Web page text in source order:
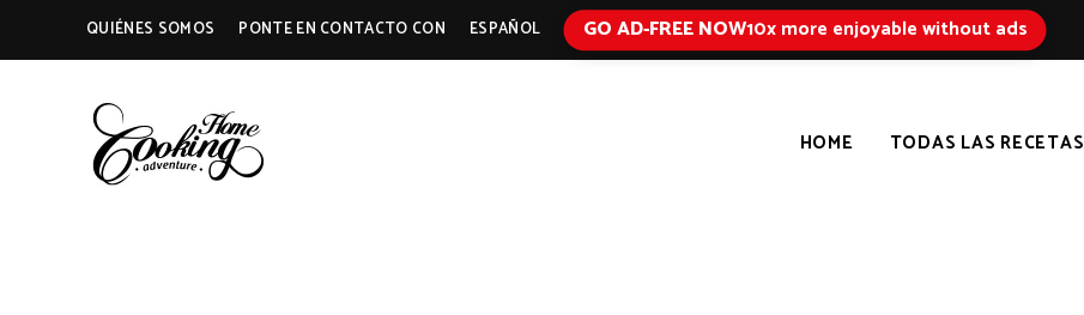
QUIÉNES SOMOS PONTE EN CONTACTO CON ESPAÑOL GO AD-FREE NOW10x more enjoyable without ads
HOME TODAS LAS RECETAS